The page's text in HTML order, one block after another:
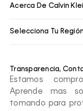
Acerca De Calvin
Selecciona Tu
Transparencia,
Estamos
Aprende mas
tomando para